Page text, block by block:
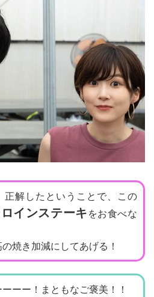
正解したということで、 この
インステーキ をお食べな
焼き加減にしてあげる！
ーー！まともなご褒美！！